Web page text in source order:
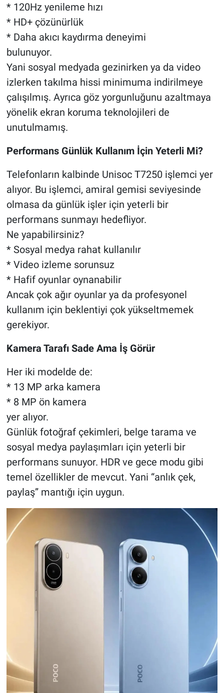
* 120Hz yenileme hızı
* HD+ çözünürlük
* Daha akıcı kaydırma deneyimi
bulunuyor.
Yani sosyal medyada gezinirken ya da video
izlerken takılma hissi minimuma indirilmeye
çalışılmış. Ayrıca göz yorgunluğunu azaltmaya
yönelik ekran koruma teknolojileri de
unutulmamış.
Performans Günlük Kullanım İçin Yeterli Mi?
Telefonların kalbinde Unisoc T7250 işlemci yer
alıyor. Bu işlemci, amiral gemisi seviyesinde
olmasa da günlük işler için yeterli bir
performans sunmayı hedefliyor.
Ne yapabilirsiniz?
* Sosyal medya rahat kullanılır
* Video izleme sorunsuz
* Hafif oyunlar oynanabilir
Ancak çok ağır oyunlar ya da profesyonel
kullanım için beklentiyi çok yükseltmemek
gerekiyor.
Kamera Tarafı Sade Ama İş Görür
Her iki modelde de:
* 13 MP arka kamera
* 8 MP ön kamera
yer alıyor.
Günlük fotoğraf çekimleri, belge tarama ve
sosyal medya paylaşımları için yeterli bir
performans sunuyor. HDR ve gece modu gibi
temel özellikler de mevcut. Yani “anlık çek,
paylaş” mantığı için uygun.